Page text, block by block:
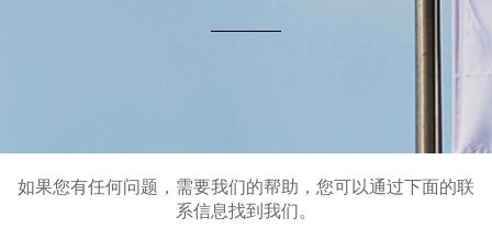
如果您有任何问题，需要我们的帮助，您可以通过下面的联
系信息找到我们。